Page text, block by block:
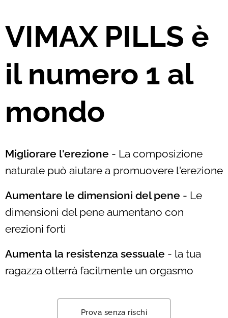
VIMAX PILLS è
il numero 1 al
mondo
Migliorare l'erezione - La composizione
naturale può aiutare a promuovere l'erezione
Aumentare le dimensioni del pene - Le
dimensioni del pene aumentano con
erezioni forti
Aumenta la resistenza sessuale - la tua
ragazza otterrà facilmente un orgasmo
Prova senza rischi